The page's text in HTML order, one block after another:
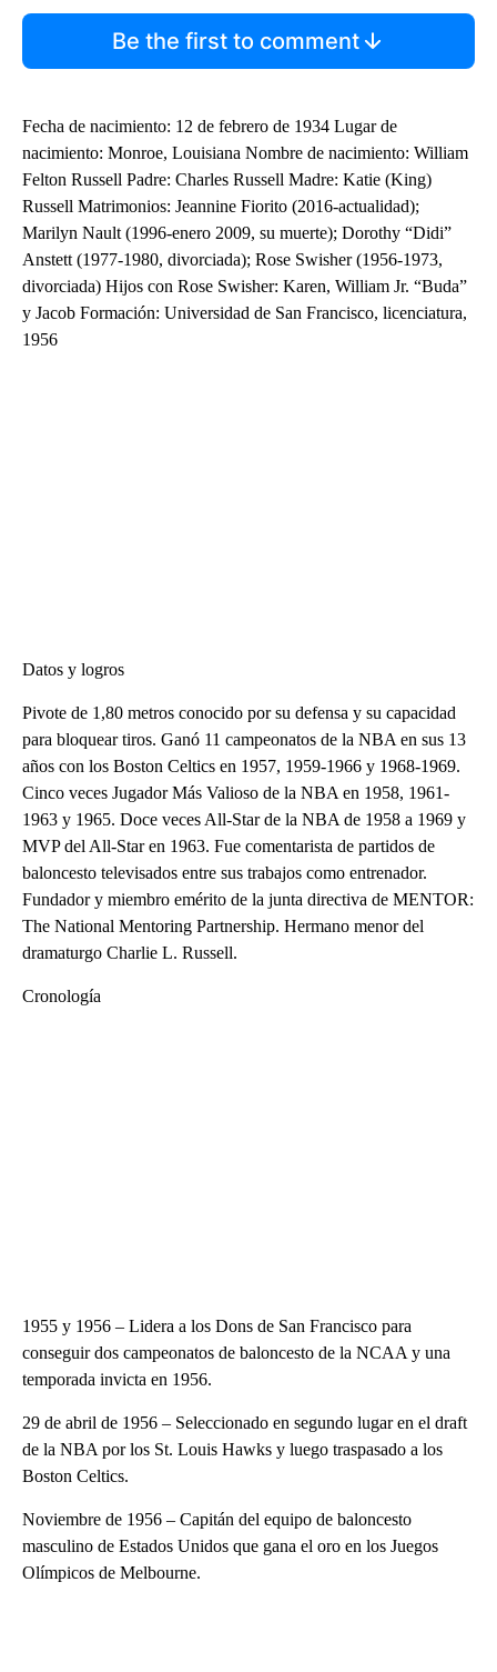
Be the first to comment
Fecha de nacimiento: 12 de febrero de 1934 Lugar de
nacimiento: Monroe, Louisiana Nombre de nacimiento: William
Felton Russell Padre: Charles Russell Madre: Katie (King)
Russell Matrimonios: Jeannine Fiorito (2016-actualidad);
Marilyn Nault (1996-enero 2009, su muerte); Dorothy “Didi”
Anstett (1977-1980, divorciada); Rose Swisher (1956-1973,
divorciada) Hijos con Rose Swisher: Karen, William Jr. “Buda”
y Jacob Formación: Universidad de San Francisco, licenciatura,
1956
Datos y logros
Pivote de 1,80 metros conocido por su defensa y su capacidad
para bloquear tiros. Ganó 11 campeonatos de la NBA en sus 13
años con los Boston Celtics en 1957, 1959-1966 y 1968-1969.
Cinco veces Jugador Más Valioso de la NBA en 1958, 1961-
1963 y 1965. Doce veces All-Star de la NBA de 1958 a 1969 y
MVP del All-Star en 1963. Fue comentarista de partidos de
baloncesto televisados entre sus trabajos como entrenador.
Fundador y miembro emérito de la junta directiva de MENTOR:
The National Mentoring Partnership. Hermano menor del
dramaturgo Charlie L. Russell.
Cronología
1955 y 1956 – Lidera a los Dons de San Francisco para
conseguir dos campeonatos de baloncesto de la NCAA y una
temporada invicta en 1956.
29 de abril de 1956 – Seleccionado en segundo lugar en el draft
de la NBA por los St. Louis Hawks y luego traspasado a los
Boston Celtics.
Noviembre de 1956 – Capitán del equipo de baloncesto
masculino de Estados Unidos que gana el oro en los Juegos
Olímpicos de Melbourne.